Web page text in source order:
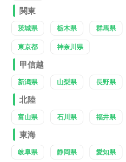
関東
茨城県 栃木県 群馬県
東京都 神奈川県
甲信越
新潟県 山梨県 長野県
北陸
富山県 石川県 福井県
東海
岐阜県 静岡県 愛知県